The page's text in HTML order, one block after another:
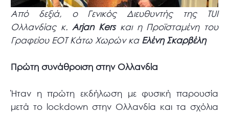
Από δεξιά, ο Γενικός Διευθυντής της TUI
Ολλανδίας κ. Arjan Kersκαι η Προϊσταμένη του
Γραφείου ΕΟΤ Κάτω Χωρών κα Ελένη Σκαρβέλη
Πρώτη συνάθροιση στην Ολλανδία
Ήταν η πρώτη εκδήλωση με φυσική παρουσία
μετά το lockdown στην Ολλανδία και τα σχόλια